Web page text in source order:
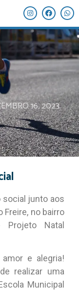
16, 2023
social junto aos
Freire, no bairro
Natal
e alegria!
realizar uma
Municipal